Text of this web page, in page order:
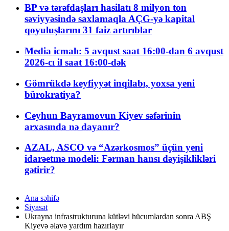
BP və tərəfdaşları hasilatı 8 milyon ton
səviyyəsində saxlamaqla AÇG-yə kapital
qoyuluşlarını 31 faiz artırıblar
Media icmalı: 5 avqust saat 16:00-dan 6 avqust
2026-cı il saat 16:00-dək
Gömrükdə keyfiyyət inqilabı, yoxsa yeni
bürokratiya?
Ceyhun Bayramovun Kiyev səfərinin
arxasında nə dayanır?
AZAL, ASCO və “Azərkosmos” üçün yeni
idarəetmə modeli: Fərman hansı dəyişiklikləri
gətirir?
Ana səhifə
Siyasət
Ukrayna infrastrukturuna kütləvi hücumlardan sonra ABŞ
Kiyevə əlavə yardım hazırlayır